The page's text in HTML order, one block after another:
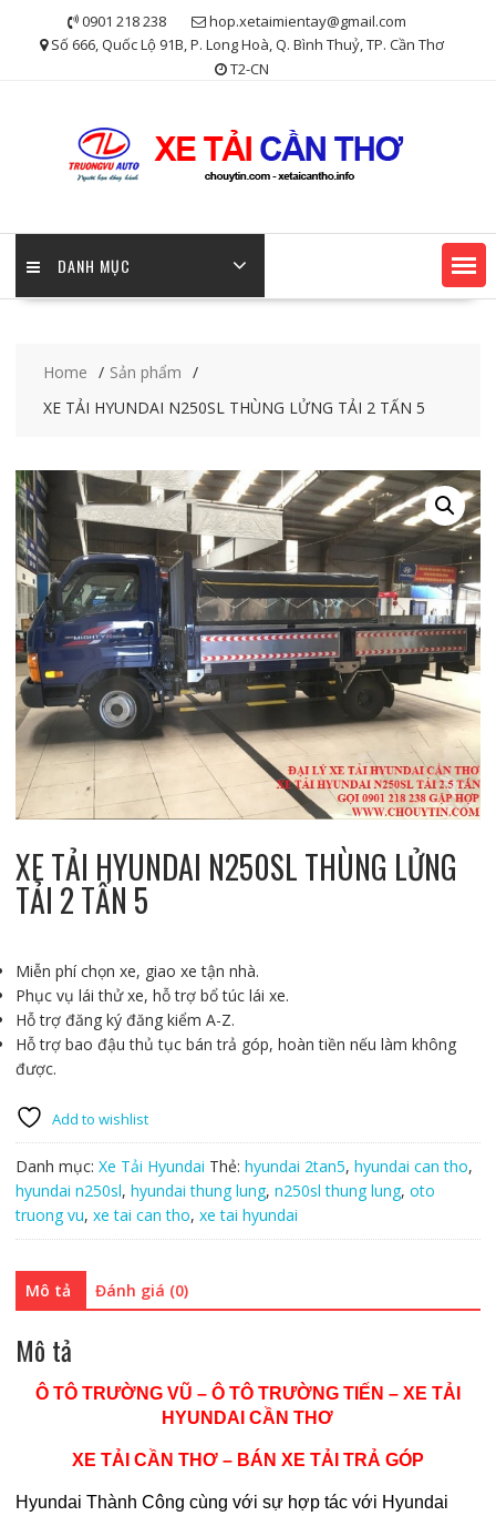
0901 218 238
hop.xetaimientay@gmail.com
Số 666, Quốc Lộ 91B, P. Long Hoà, Q. Bình Thuỷ, TP. Cần Thơ
T2-CN
DANH MỤC
Home
Sản phẩm
XE TẢI HYUNDAI N250SL THÙNG LỬNG TẢI 2 TẤN 5
XE TẢI HYUNDAI N250SL THÙNG LỬNG
TẢI 2 TẤN 5
Miễn phí chọn xe, giao xe tận nhà.
Phục vụ lái thử xe, hỗ trợ bổ túc lái xe.
Hỗ trợ đăng ký đăng kiểm A-Z.
Hỗ trợ bao đậu thủ tục bán trả góp, hoàn tiền nếu làm không
được.
Add to wishlist
Danh mục: Xe Tải Hyundai Thẻ: hyundai 2tan5, hyundai can tho,
hyundai n250sl, hyundai thung lung, n250sl thung lung, oto
truong vu, xe tai can tho, xe tai hyundai
Mô tả Đánh giá (0)
Mô tả
Ô TÔ TRƯỜNG VŨ – Ô TÔ TRƯỜNG TIẾN – XE TẢI
HYUNDAI CẦN THƠ
XE TẢI CẦN THƠ – BÁN XE TẢI TRẢ GÓP
Hyundai Thành Công cùng với sự hợp tác với Hyundai